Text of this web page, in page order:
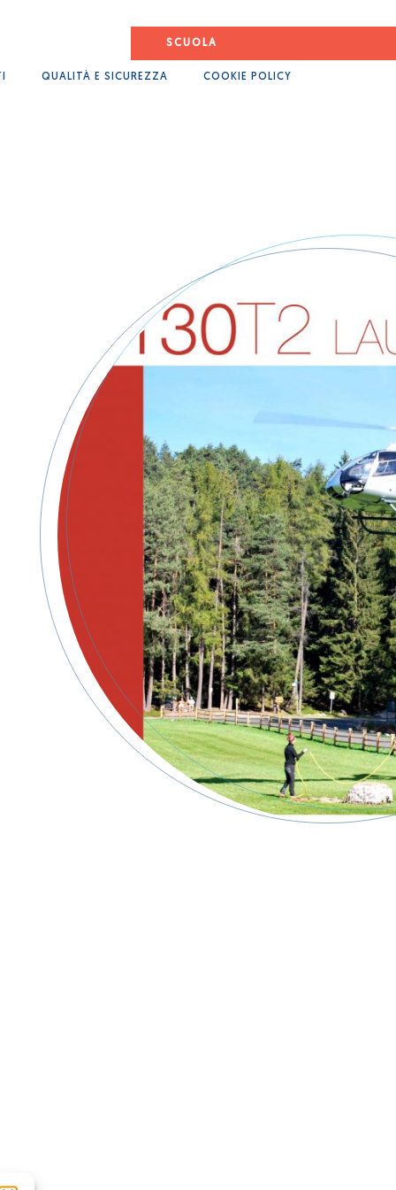
SCUOLA
Cosa ci rende diversi
QUALITÀ E SICUREZZA COOKIE POLICY